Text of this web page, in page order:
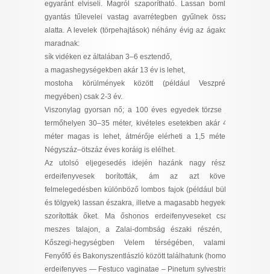
egyaránt elviseli. Magról szaporítható. Lassan bomló,
gyantás tűlevelei vastag avarrétegben gyűlnek össze
alatta. A levelek (törpehajtások) néhány évig az ágakon
maradnak:
sík vidéken ez általában 3–6 esztendő,
a magashegységekben akár 13 év is lehet,
mostoha körülmények között (például Veszprém
megyében) csak 2-3 év.
Viszonylag gyorsan nő; a 100 éves egyedek törzse jó
termőhelyen 30–35 méter, kivételes esetekben akár 48
méter magas is lehet, átmérője elérheti a 1,5 métert.
Négyszáz–ötszáz éves koráig is elélhet.
Az utolsó eljegesedés idején hazánk nagy részét
erdeifenyvesek borították, ám az azt követő
felmelegedésben különböző lombos fajok (például bükk
és tölgyek) lassan északra, illetve a magasabb hegyekre
szorították őket. Ma őshonos erdeifenyveseket csak
meszes talajon, a Zalai-dombság északi részén, a
Kőszegi-hegységben Velem térségében, valamint
Fenyőfő és Bakonyszentlászló között találhatunk (homoki
erdeifenyves — Festuco vaginatae – Pinetum sylvestris